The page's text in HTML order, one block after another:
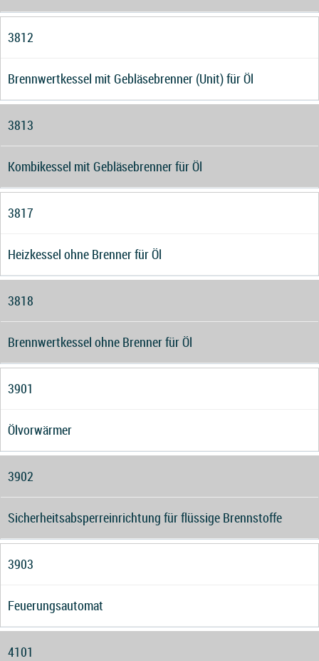
3812
Brennwertkessel mit Gebläsebrenner (Unit) für Öl
3813
Kombikessel mit Gebläsebrenner für Öl
3817
Heizkessel ohne Brenner für Öl
3818
Brennwertkessel ohne Brenner für Öl
3901
Ölvorwärmer
3902
Sicherheitsabsperreinrichtung für flüssige Brennstoffe
3903
Feuerungsautomat
4101